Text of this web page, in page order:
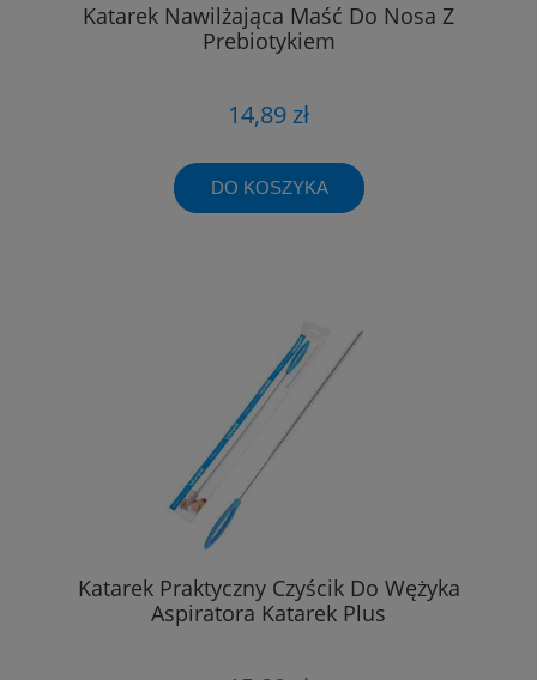
Katarek Nawilżająca Maść Do Nosa Z
Prebiotykiem
14,89 zł
DO KOSZYKA
Katarek Praktyczny Czyścik Do Wężyka
Aspiratora Katarek Plus